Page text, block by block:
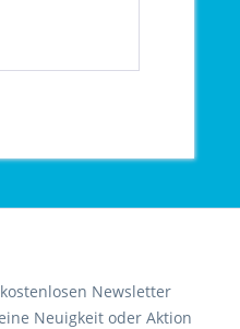
Newsletter
Neuigkeit oder Aktion